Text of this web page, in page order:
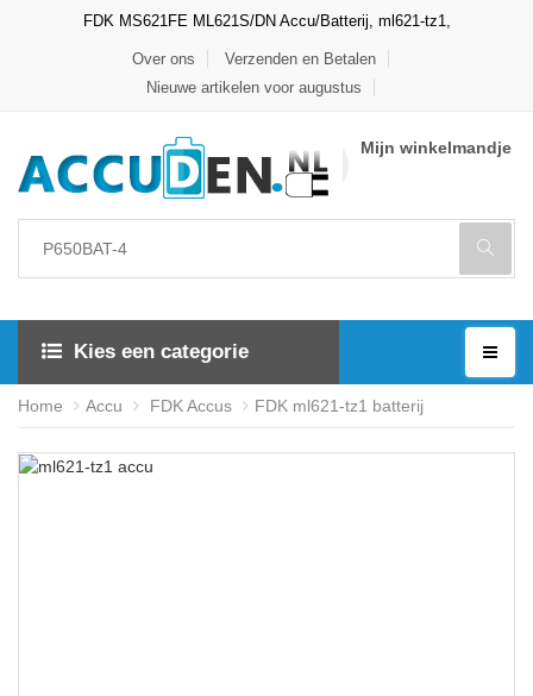
FDK MS621FE ML621S/DN Accu/Batterij, ml621-tz1,
Over ons
Verzenden en Betalen
Nieuwe artikelen voor augustus
Mijn winkelmandje
Kies een categorie
Home Accu FDK Accus FDK ml621-tz1 batterij